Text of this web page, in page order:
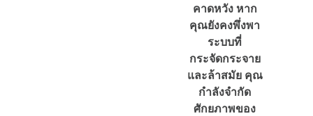
คาดหวัง หาก
คุณยังคงพึ่งพา
ระบบที่
กระจัดกระจาย
และล้าสมัย คุณ
กำลังจำกัด
ศักยภาพของ